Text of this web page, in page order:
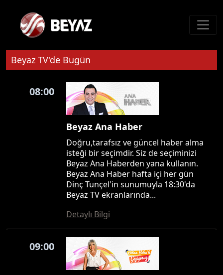
Beyaz TV'de Bugün
08:00
Beyaz Ana Haber
Doğru,tarafsız ve güncel haber alma
isteği bir seçimdir. Siz de seçiminizi
Beyaz Ana Haberden yana kullanın.
Beyaz Ana Haber hafta içi her gün
Dinç Tunçel'in sunumuyla 18:30'da
Beyaz TV ekranlarında...
Detaylı Bilgi
09:00